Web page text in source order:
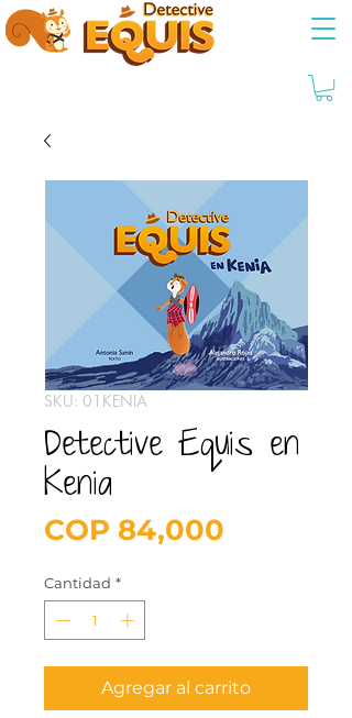
SKU: 01KENIA
Detective Equis en
Kenia
COP 84,000
Cantidad *
Agregar al carrito